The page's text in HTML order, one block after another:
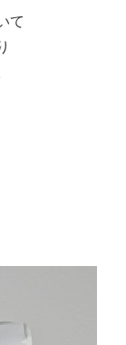
て